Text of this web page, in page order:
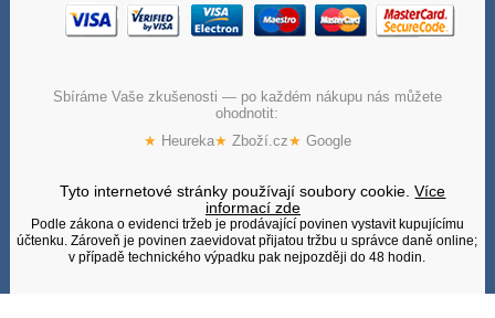
Sbíráme Vaše zkušenosti — po každém nákupu nás můžete
ohodnotit:
★ Heureka★ Zboží.cz★ Google
Tyto internetové stránky používají soubory cookie.Více
informací zde
Podle zákona o evidenci tržeb je prodávající povinen vystavit kupujícímu
účtenku. Zároveň je povinen zaevidovat přijatou tržbu u správce daně online;
v případě technického výpadku pak nejpozději do 48 hodin.